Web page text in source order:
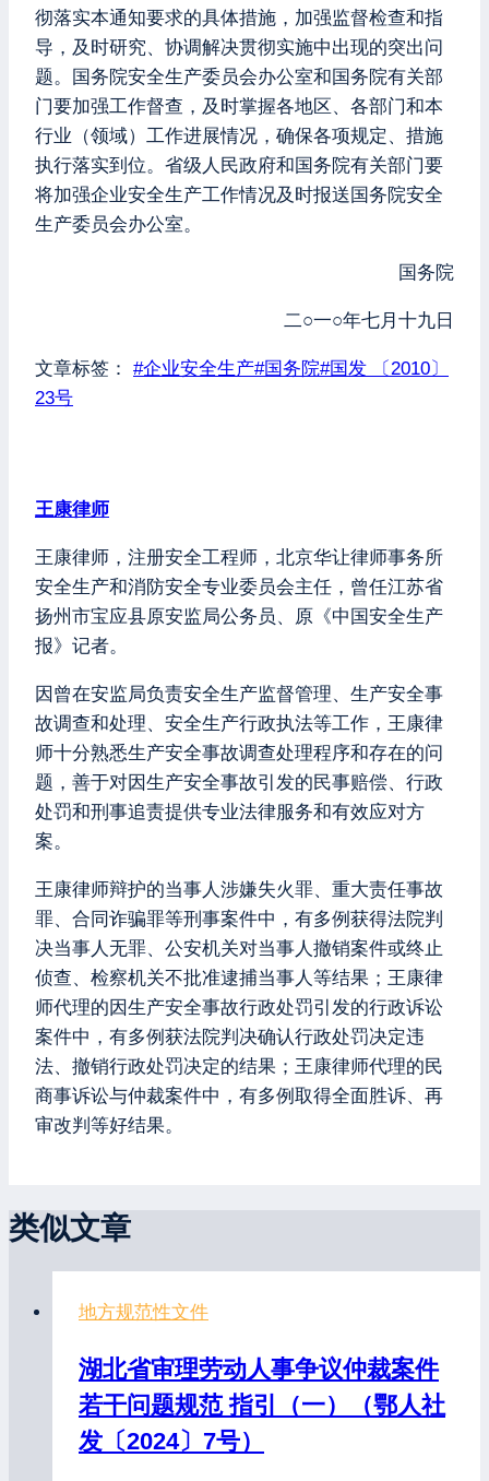
彻落实本通知要求的具体措施，加强监督检查和指
导，及时研究、协调解决贯彻实施中出现的突出问
题。国务院安全生产委员会办公室和国务院有关部
门要加强工作督查，及时掌握各地区、各部门和本
行业（领域）工作进展情况，确保各项规定、措施
执行落实到位。省级人民政府和国务院有关部门要
将加强企业安全生产工作情况及时报送国务院安全
生产委员会办公室。
国务院
二○一○年七月十九日
文章标签： #企业安全生产#国务院#国发 〔2010〕
23号
王康律师
王康律师，注册安全工程师，北京华让律师事务所
安全生产和消防安全专业委员会主任，曾任江苏省
扬州市宝应县原安监局公务员、原《中国安全生产
报》记者。
因曾在安监局负责安全生产监督管理、生产安全事
故调查和处理、安全生产行政执法等工作，王康律
师十分熟悉生产安全事故调查处理程序和存在的问
题，善于对因生产安全事故引发的民事赔偿、行政
处罚和刑事追责提供专业法律服务和有效应对方
案。
王康律师辩护的当事人涉嫌失火罪、重大责任事故
罪、合同诈骗罪等刑事案件中，有多例获得法院判
决当事人无罪、公安机关对当事人撤销案件或终止
侦查、检察机关不批准逮捕当事人等结果；王康律
师代理的因生产安全事故行政处罚引发的行政诉讼
案件中，有多例获法院判决确认行政处罚决定违
法、撤销行政处罚决定的结果；王康律师代理的民
商事诉讼与仲裁案件中，有多例取得全面胜诉、再
审改判等好结果。
类似文章
地方规范性文件
湖北省审理劳动人事争议仲裁案件
若干问题规范 指引（一）（鄂人社
发〔2024〕7号）